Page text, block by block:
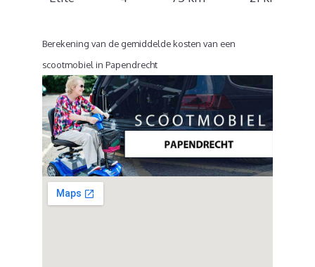
Berekening van de gemiddelde kosten van een
scootmobiel in Papendrecht